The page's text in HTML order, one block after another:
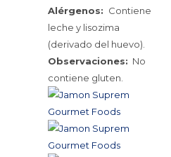
Alérgenos: Contiene
leche y lisozima
(derivado del huevo).
Observaciones: No
contiene gluten.